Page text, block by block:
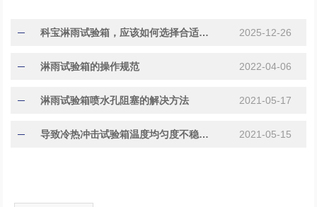
科宝淋雨试验箱，应该如何选择合适的测试设备呢？ 2025-12-26
淋雨试验箱的操作规范 2022-04-06
淋雨试验箱喷水孔阻塞的解决方法 2021-05-17
导致冷热冲击试验箱温度均匀度不稳定的原因 2021-05-15